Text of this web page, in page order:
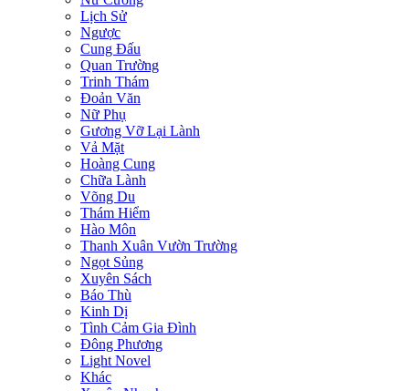
Lịch Sử
Ngược
Cung Đấu
Quan Trường
Trinh Thám
Đoản Văn
Nữ Phụ
Gương Vỡ Lại Lành
Vả Mặt
Hoàng Cung
Chữa Lành
Võng Du
Thám Hiểm
Hào Môn
Thanh Xuân Vườn Trường
Ngọt Sủng
Xuyên Sách
Báo Thù
Kinh Dị
Tình Cảm Gia Đình
Đông Phương
Light Novel
Khác